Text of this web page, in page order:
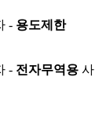
- 용도제한
- 전자무역용 사